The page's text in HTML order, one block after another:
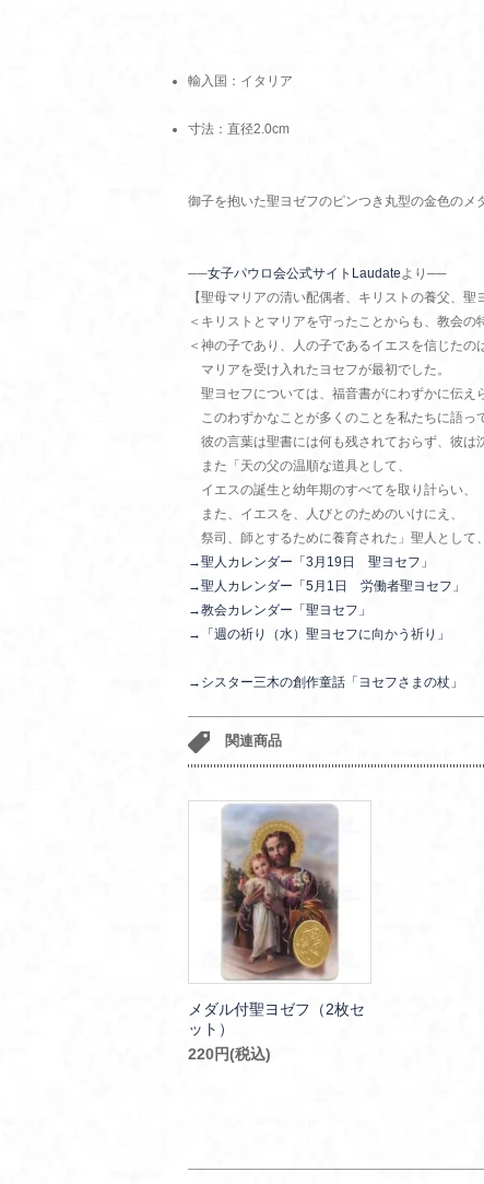
輸入国：イタリア
寸法：直径2.0cm
御子を抱いた聖ヨゼフのピンつき丸型の金色のメ
──女子パウロ会公式サイトLaudateより──
【聖母マリアの清い配偶者、キリストの養父、
＜キリストとマリアを守ったことからも、教会の
＜神の子であり、人の子であるイエスを信じたの
マリアを受け入れたヨセフが最初でした。
聖ヨセフについては、福音書がにわずかに伝え
このわずかなことが多くのことを私たちに語っ
彼の言葉は聖書には何も残されておらず、彼は
また「天の父の温順な道具として、
イエスの誕生と幼年期のすべてを取り計らい、
また、イエスを、人びとのためのいけにえ、
祭司、師とするために養育された」聖人として
→聖人カレンダー「3月19日 聖ヨセフ」
→聖人カレンダー「5月1日 労働者聖ヨセフ」
→教会カレンダー「聖ヨセフ」
→「週の祈り（水）聖ヨセフに向かう祈り」
→シスター三木の創作童話「ヨセフさまの杖」
関連商品
メダル付聖ヨゼフ（2枚セ
ット）
220円(税込)